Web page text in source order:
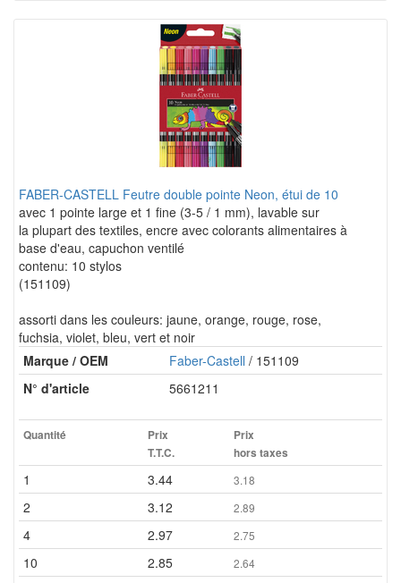
FABER-CASTELL Feutre double pointe Neon, étui de 10
avec 1 pointe large et 1 fine (3-5 / 1 mm), lavable sur
la plupart des textiles, encre avec colorants alimentaires à
base d'eau, capuchon ventilé
contenu: 10 stylos
(151109)
assorti dans les couleurs: jaune, orange, rouge, rose,
fuchsia, violet, bleu, vert et noir
Marque / OEM
Faber-Castell / 151109
N° d'article
5661211
Quantité
Prix
T.T.C.
Prix
hors taxes
1 3.44 3.18
2 3.12 2.89
4 2.97 2.75
10 2.85 2.64